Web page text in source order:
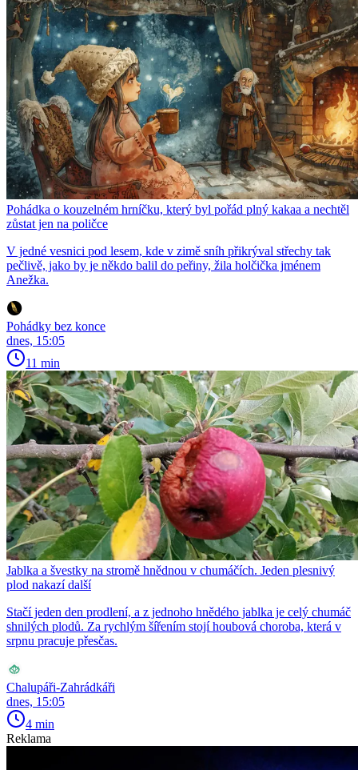
Pohádka o kouzelném hrníčku, který byl pořád plný kakaa a nechtěl
zůstat jen na poličce
V jedné vesnici pod lesem, kde v zimě sníh přikrýval střechy tak
pečlivě, jako by je někdo balil do peřiny, žila holčička jménem
Anežka.
Pohádky bez konce
dnes, 15:05
11 min
Jablka a švestky na stromě hnědnou v chumáčích. Jeden plesnivý
plod nakazí další
Stačí jeden den prodlení, a z jednoho hnědého jablka je celý chumáč
shnilých plodů. Za rychlým šířením stojí houbová choroba, která v
srpnu pracuje přesčas.
Chalupáři-Zahrádkáři
dnes, 15:05
4 min
Reklama